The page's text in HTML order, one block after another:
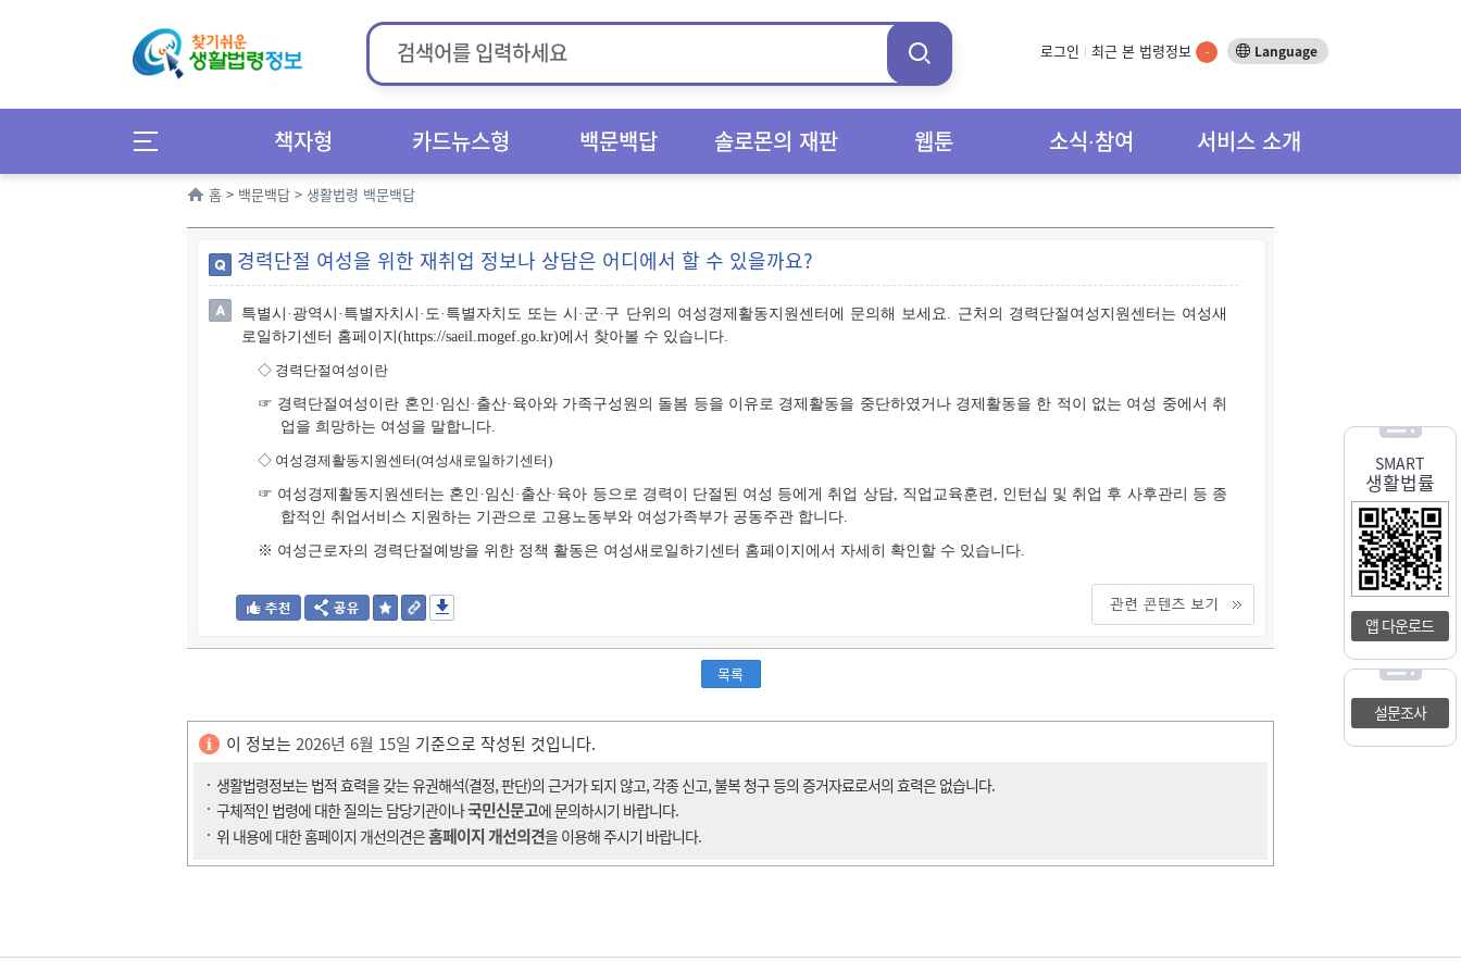
로그인 최근 본 법령정보 - Language
책자형 카드뉴스형 백문백답 솔로몬의 재판 웹툰 소식∙참여 서비스 소개
SMART
생활법률
앱 다운로드
설문조사
홈 > 백문백답 > 생활법령 백문백답
경력단절 여성을 위한 재취업 정보나 상담은 어디에서 할 수 있을까요?
특별시·광역시·특별자치시·도·특별자치도 또는 시·군·구 단위의 여성경제활동지원센터에 문의해 보세요. 근처의 경력단절여성지원센터는 여성새
로일하기센터 홈페이지(https://saeil.mogef.go.kr)에서 찾아볼 수 있습니다.
◇ 경력단절여성이란
☞ 경력단절여성이란 혼인·임신·출산·육아와 가족구성원의 돌봄 등을 이유로 경제활동을 중단하였거나 경제활동을 한 적이 없는 여성 중에서 취
업을 희망하는 여성을 말합니다.
◇ 여성경제활동지원센터(여성새로일하기센터)
☞ 여성경제활동지원센터는 혼인·임신·출산·육아 등으로 경력이 단절된 여성 등에게 취업 상담, 직업교육훈련, 인턴십 및 취업 후 사후관리 등 종
합적인 취업서비스 지원하는 기관으로 고용노동부와 여성가족부가 공동주관 합니다.
※ 여성근로자의 경력단절예방을 위한 정책 활동은 여성새로일하기센터 홈페이지에서 자세히 확인할 수 있습니다.
목록
이 정보는 2026년 6월 15일 기준으로 작성된 것입니다.
생활법령정보는 법적 효력을 갖는 유권해석(결정, 판단)의 근거가 되지 않고, 각종 신고, 불복 청구 등의 증거자료로서의 효력은 없습니다.
구체적인 법령에 대한 질의는 담당기관이나국민신문고에 문의하시기 바랍니다.
위 내용에 대한 홈페이지 개선의견은홈페이지 개선의견을 이용해 주시기 바랍니다.